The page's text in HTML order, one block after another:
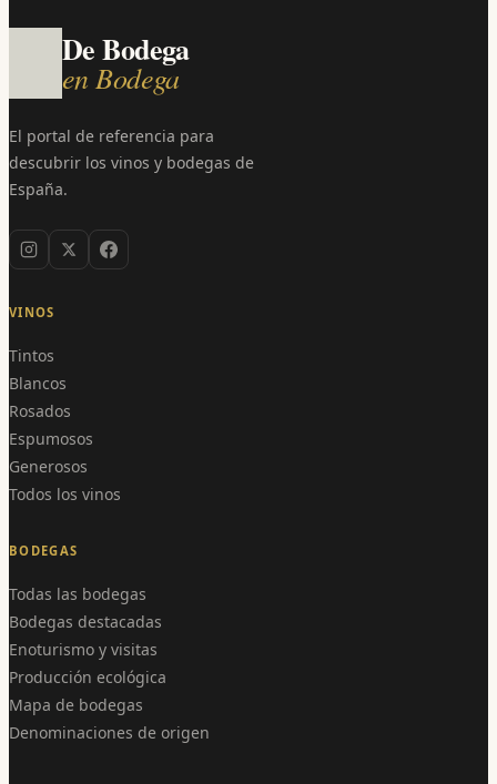
De Bodega
en Bodega
El portal de referencia para
descubrir los vinos y bodegas de
España.
VINOS
Tintos
Blancos
Rosados
Espumosos
Generosos
Todos los vinos
BODEGAS
Todas las bodegas
Bodegas destacadas
Enoturismo y visitas
Producción ecológica
Mapa de bodegas
Denominaciones de origen